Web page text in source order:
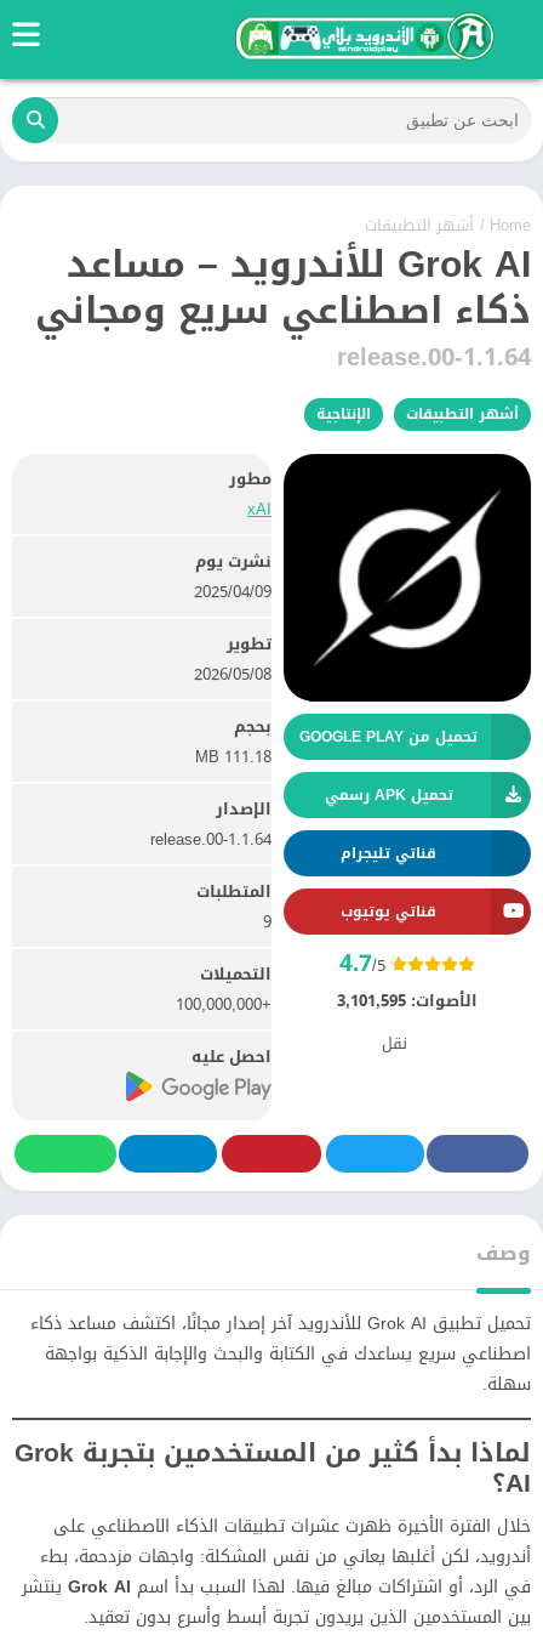
Home
/ أشهر التطبيقات
Grok AI للأندرويد – مساعد
ذكاء اصطناعي سريع ومجاني
1.1.64-release.00
أشهر التطبيقات الإنتاجية
تحميل من GOOGLE PLAY
تحميل APK رسمي
قناتي تليجرام
قناتي يوتيوب
4.7/5
الأصوات: 3,101,595
نقل
مطور
xAI
نشرت يوم
09‏/04‏/2025
تطوير
08‏/05‏/2026
بحجم
111.18 MB
الإصدار
1.1.64-release.00
المتطلبات
9
التحميلات
+100,000,000
احصل عليه
وصف
تحميل تطبيق Grok AI للأندرويد آخر إصدار مجانًا، اكتشف مساعد ذكاء
اصطناعي سريع يساعدك في الكتابة والبحث والإجابة الذكية بواجهة
سهلة.
لماذا بدأ كثير من المستخدمين بتجربة Grok
AI؟
خلال الفترة الأخيرة ظهرت عشرات تطبيقات الذكاء الاصطناعي على
أندرويد، لكن أغلبها يعاني من نفس المشكلة: واجهات مزدحمة، بطء
في الرد، أو اشتراكات مبالغ فيها. لهذا السبب بدأ اسم Grok AI ينتشر
بين المستخدمين الذين يريدون تجربة أبسط وأسرع بدون تعقيد.